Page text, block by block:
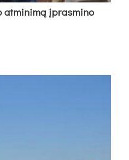
at­mi­ni­mą įpras­mi­no